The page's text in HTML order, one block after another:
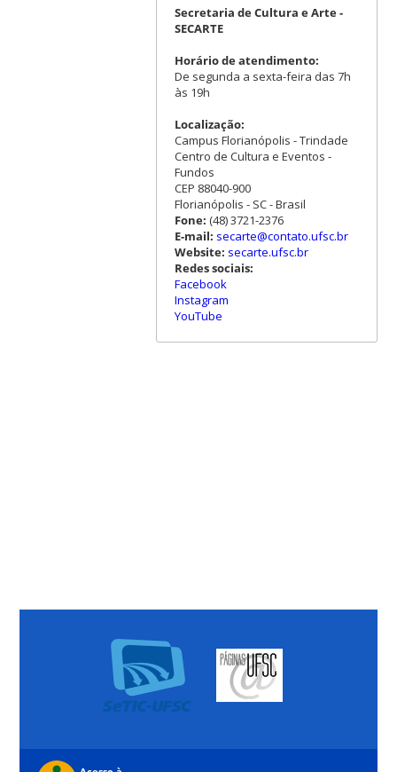
Secretaria de Cultura e Arte -
SECARTE
Horário de atendimento:
De segunda a sexta-feira das 7h
às 19h
Localização:
Campus Florianópolis - Trindade
Centro de Cultura e Eventos -
Fundos
CEP 88040-900
Florianópolis - SC - Brasil
Fone: (48) 3721-2376
E-mail: secarte@contato.ufsc.br
Website: secarte.ufsc.br
Redes sociais:
Facebook
Instagram
YouTube